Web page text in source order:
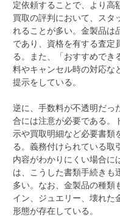
定依頼することで、より高
買取の評判において、スタ
れることが多い。金製品は
であり、資格を有する査定
る。また、「おすすめでき
料やキャンセル時の対応な
提示をしている。
逆に、手数料が不透明だっ
合には注意が必要である。
示や買取明細など必要書類
る。義務付けられている
内容がわかりにくい場合に
は、こうした書類手続きも
多い。なお、金製品の種類
イン、ジュエリー、壊れた
形態が存在している。